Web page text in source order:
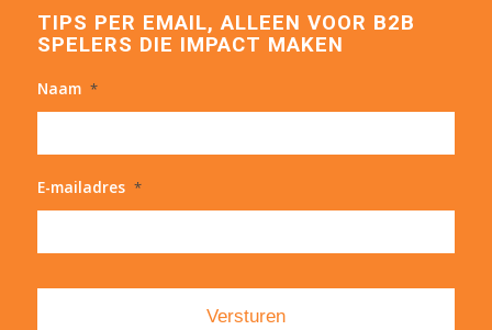
TIPS PER EMAIL, ALLEEN VOOR B2B
SPELERS DIE IMPACT MAKEN
Naam *
E-mailadres *